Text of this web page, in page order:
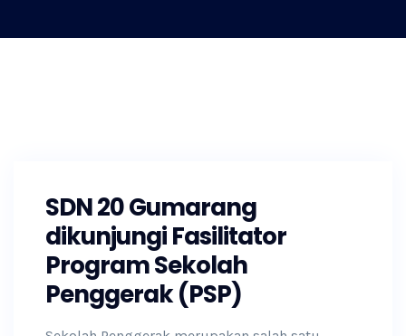
SDN 20 Gumarang
dikunjungi Fasilitator
Program Sekolah
Penggerak (PSP)